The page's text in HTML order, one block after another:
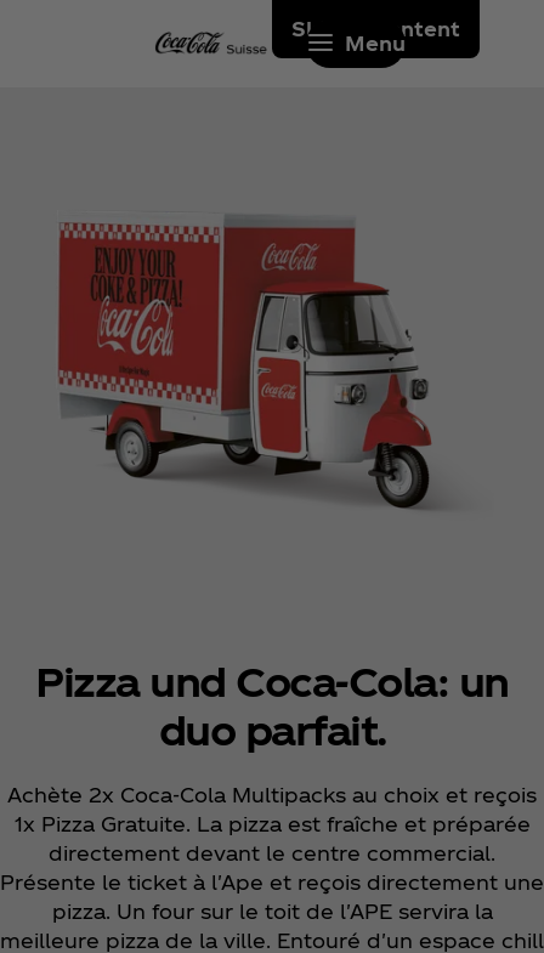
Skip to content
Menu
Pizza und Coca‑Cola: un
duo parfait.
Achète 2x Coca‑Cola Multipacks au choix et reçois
1x Pizza Gratuite. La pizza est fraîche et préparée
directement devant le centre commercial.
Présente le ticket à l'Ape et reçois directement une
pizza. Un four sur le toit de l'APE servira la
meilleure pizza de la ville. Entouré d'un espace chill